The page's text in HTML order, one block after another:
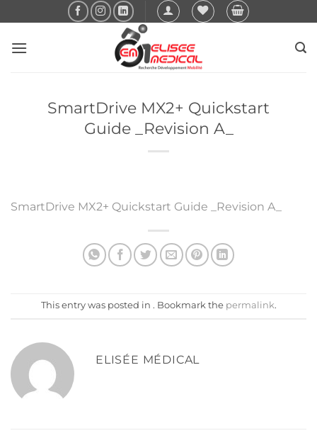
au
contenu
SmartDrive MX2+ Quickstart
Guide _Revision A_
SmartDrive MX2+ Quickstart Guide _Revision A_
This entry was posted in . Bookmark the permalink.
ELISÉE MÉDICAL